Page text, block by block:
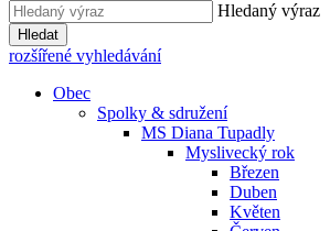
Hledaný výraz
Hledat
rozšířené vyhledávání
Obec
Spolky & sdružení
MS Diana Tupadly
Myslivecký rok
Březen
Duben
Květen